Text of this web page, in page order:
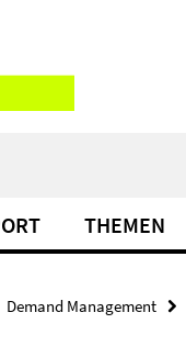
THEMEN
Demand Management